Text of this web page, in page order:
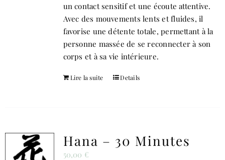
un contact sensitif et une écoute attentive.
Avec des mouvements lents et fluides, il
favorise une détente totale, permettant à la
personne massée de se reconnecter à son
corps et à sa vie intérieure.
Lire la suite Details
Hana – 30 Minutes
50,00 €